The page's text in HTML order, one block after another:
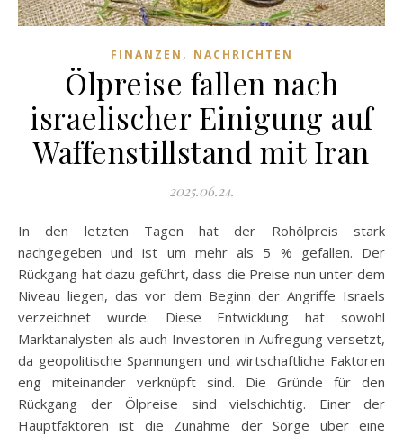
FINANZEN , NACHRICHTEN
Ölpreise fallen nach
israelischer Einigung auf
Waffenstillstand mit Iran
2025.06.24.
In den letzten Tagen hat der Rohölpreis stark
nachgegeben und ist um mehr als 5 % gefallen. Der
Rückgang hat dazu geführt, dass die Preise nun unter dem
Niveau liegen, das vor dem Beginn der Angriffe Israels
verzeichnet wurde. Diese Entwicklung hat sowohl
Marktanalysten als auch Investoren in Aufregung versetzt,
da geopolitische Spannungen und wirtschaftliche Faktoren
eng miteinander verknüpft sind. Die Gründe für den
Rückgang der Ölpreise sind vielschichtig. Einer der
Hauptfaktoren ist die Zunahme der Sorge über eine